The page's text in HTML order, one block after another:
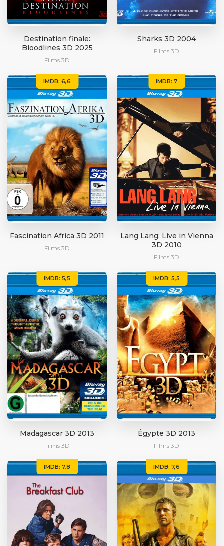
Destination finale:
Bloodlines 3D 2025
Films 3D
Sharks 3D 2004
Films 3D
IMDB: 6,6
Fascination Africa 3D 2011
Films 3D
IMDB: 7
Lang Lang: Live in Vienna
3D 2010
Films 3D
IMDB: 5,5
Madagascar 3D 2013
Films 3D
IMDB: 5,5
Égypte 3D 2013
Films 3D
IMDB: 7,8 IMDB: 7,6